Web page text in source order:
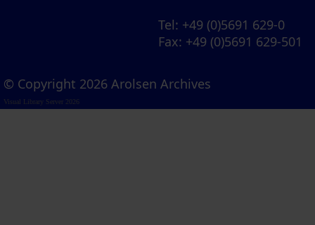
Tel: +49 (0)5691 629-0
Fax: +49 (0)5691 629-501
© Copyright 2026 Arolsen Archives
Visual Library Server 2026